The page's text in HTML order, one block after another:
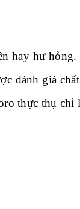
hay hư
đánh giá
thực thụ chỉ